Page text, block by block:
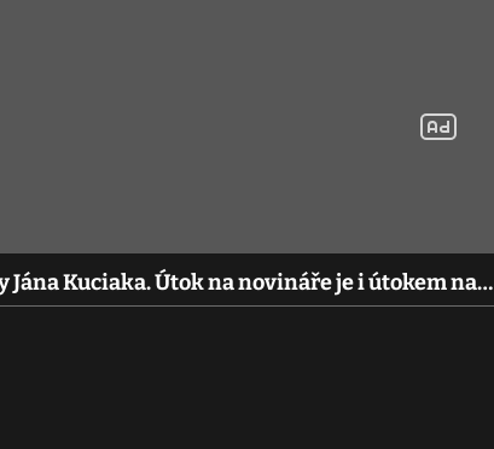
Jána Kuciaka. Útok na novináře je i útokem na…